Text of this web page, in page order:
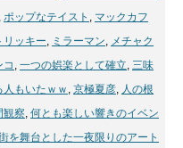
, ポップなテイスト , マックカフ
リッキー, ミラーマン, メチャク
コ , 一つの娯楽として確立, 三味
もいたｗｗ , 京極夏彦, 人の根
観察, 何とも楽しい響きのイベン
を舞台とした一夜限りのアート